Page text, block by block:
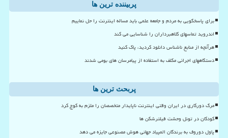
پربیننده ترین ها
برای پاسخگویی به مردم و جامعه علمی باید مساله اینترنت را حل نماییم
اندروید تماسهای کلاهبرداران را شناسایی می کند
هرآنچه از منابع ناشناس دانلود کردید، پاک کنید
دستگاههای اجرائی مکلف به استفاده از پیامرسان های بومی شدند
پربحث ترین ها
مرگ دورکاری در ایران وقتی اینترنت ناپایدار متخصصان را ملزم به کوچ کرد
کودکان در تونل وحشت فیلترشکن ها
پاول دوروف به برندگان المپیاد جهانی هوش مصنوعی جایزه می دهد